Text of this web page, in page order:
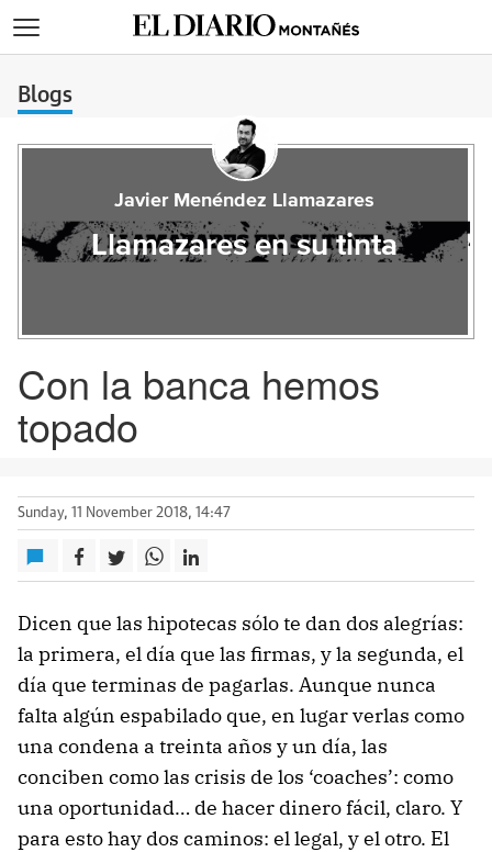
Blogs
Javier Menéndez Llamazares
Llamazares en su tinta
Con la banca hemos
topado
Sunday, 11 November 2018, 14:47
Dicen que las hipotecas sólo te dan dos alegrías:
la primera, el día que las firmas, y la segunda, el
día que terminas de pagarlas. Aunque nunca
falta algún espabilado que, en lugar verlas como
una condena a treinta años y un día, las
conciben como las crisis de los ‘coaches’: como
una oportunidad… de hacer dinero fácil, claro. Y
para esto hay dos caminos: el legal, y el otro. El